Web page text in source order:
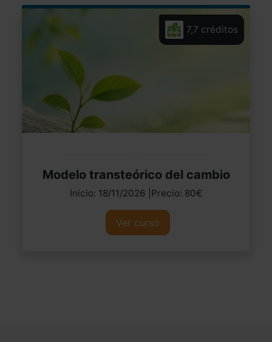
7,7 créditos
Modelo transteórico del cambio
Inicio: 18/11/2026 |Precio: 80€
Ver curso